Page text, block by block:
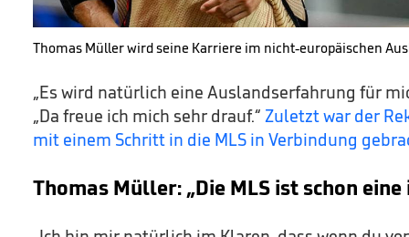
Thomas Müller wird seine Karriere im nicht-europäischen
„Es wird natürlich eine Auslandserfahrung für
„Da freue ich mich sehr drauf.“ Zuletzt war der
mit einem Schritt in die MLS in Verbindung
Thomas Müller: „Die MLS ist schon